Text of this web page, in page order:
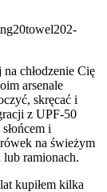
chłodzenie Cię
arsenale
skręcać i
z UPF-50
i
na świeżym
ramionach.
kupiłem kilka